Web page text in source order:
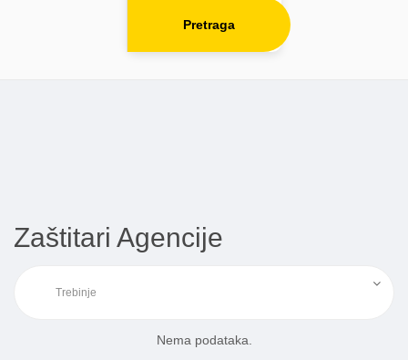
Pretraga
Zaštitari Agencije
Nema podataka.